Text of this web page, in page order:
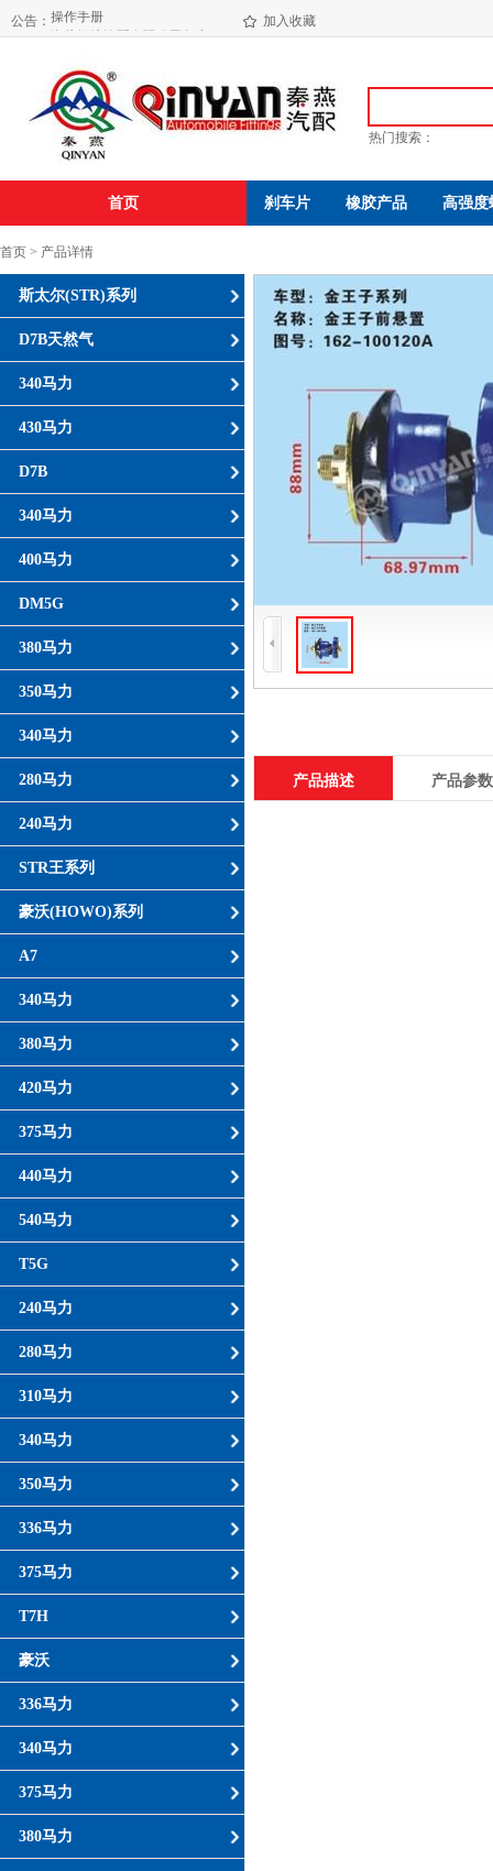
公告： 加入收藏
热门搜索：
首页 刹车片 橡胶产品 高强度
首页 > 产品详情
斯太尔(STR)系列
D7B天然气
340马力
430马力
D7B
340马力
400马力
DM5G
380马力
350马力
340马力
280马力
240马力
STR王系列
豪沃(HOWO)系列
A7
340马力
380马力
420马力
375马力
440马力
540马力
T5G
240马力
280马力
310马力
340马力
350马力
336马力
375马力
T7H
豪沃
336马力
340马力
375马力
380马力
产品描述 产品参数